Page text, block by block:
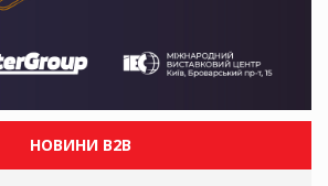
НОВИНИ B2B